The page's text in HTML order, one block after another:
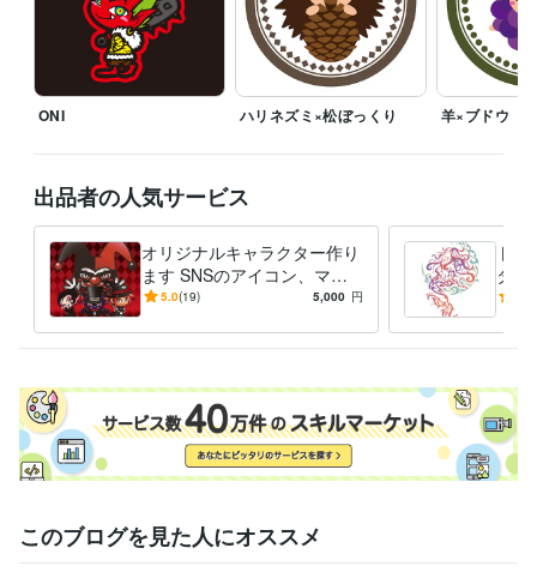
ONI ハリネズミ×松ぼっくり 羊×ブドウ
出品者の人気サービス
オリジナルキャラクター作り
ます SNSのアイコン、マス
コット、ゲーム用のキャラク
5.0(19) 5,000 円
ト
タト
エン
このブログを見た人にオススメ